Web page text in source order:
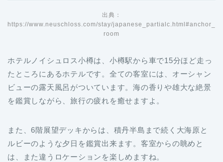
出典：
https://www.neuschloss.com/stay/japanese_partialc.html#anchor_
room
ホテルノイシュロス小樽は、小樽駅から車で15分ほど走っ
たところにあるホテルです。全ての客室には、オーシャン
ビューの露天風呂がついています。海の香りや雄大な絶景
を鑑賞しながら、旅行の疲れを癒せますよ。
また、6階展望デッキからは、積丹半島まで続く大海原と
ルビーのような夕日を鑑賞出来ます。客室からの眺めと
は、また違うロケーションを楽しめますね。